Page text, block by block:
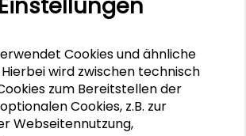
The Sound of
& Jazz mit Maximilian
Cookies und ähnliche
wird zwischen technisch
zum Bereitstellen der
Cookies, z.B. zur
Webseitennutzung,